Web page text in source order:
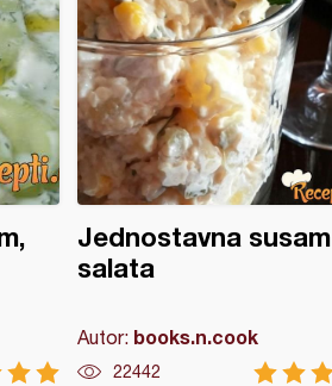
Jednostavna susam
salata
Autor: books.n.cook
22442